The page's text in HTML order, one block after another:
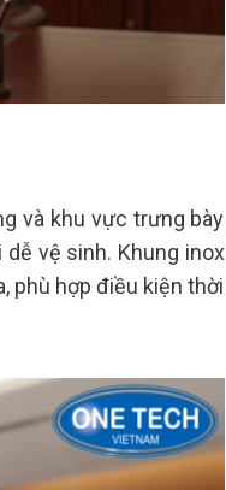
và khu vực trưng bày
vệ sinh. Khung inox
phù hợp điều kiện thời